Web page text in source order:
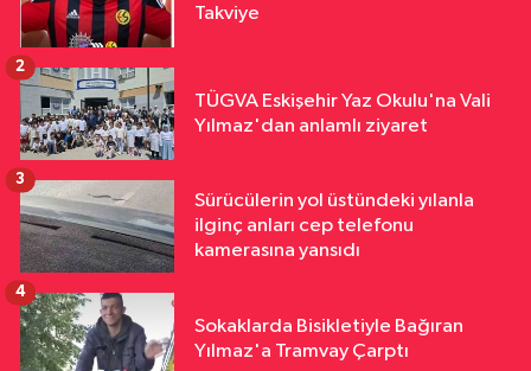
Takviye
TÜGVA Eskişehir Yaz Okulu'na Vali
Yılmaz'dan anlamlı ziyaret
2
Sürücülerin yol üstündeki yılanla
ilginç anları cep telefonu
kamerasına yansıdı
3
Sokaklarda Bisikletiyle Bağıran
Yılmaz'a Tramvay Çarptı
4